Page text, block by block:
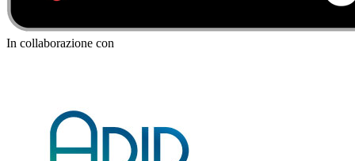
In collaborazione con